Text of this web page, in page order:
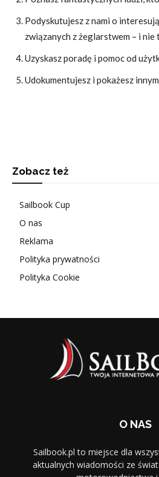
Podyskutujesz z nami o
związanych z żeglarstwem – i nie
Uzyskasz poradę i pomoc od
Udokumentujesz i pokażesz
Zobacz też
Sailbook Cup
O nas
Reklama
Polityka prywatności
Polityka Cookie
O NAS
Sailbook.pl to miejsce dla
aktualnych wiadomości ze